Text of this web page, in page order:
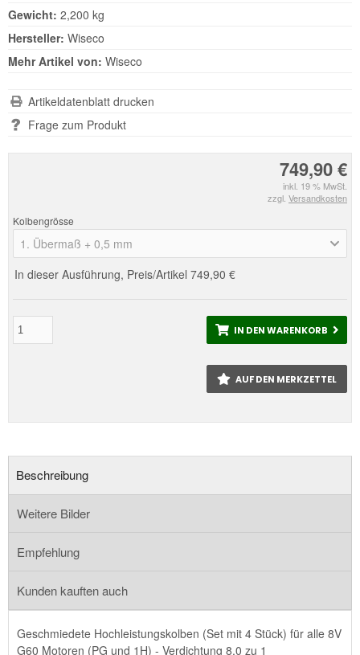
749,90 €
inkl. 19 % MwSt.
zzgl. Versandkosten
Kolbengrösse
1. Übermaß + 0,5 mm
In dieser Ausführung, Preis/Artikel 749,90 €
IN DEN WARENKORB
AUF DEN MERKZETTEL
Gewicht: 2,200 kg
Hersteller: Wiseco
Mehr Artikel von: Wiseco
Artikeldatenblatt drucken
Frage zum Produkt
Beschreibung
Weitere Bilder
Empfehlung
Kunden kauften auch
Geschmiedete Hochleistungskolben (Set mit 4 Stück) für alle 8V
G60 Motoren (PG und 1H) - Verdichtung 8,0 zu 1